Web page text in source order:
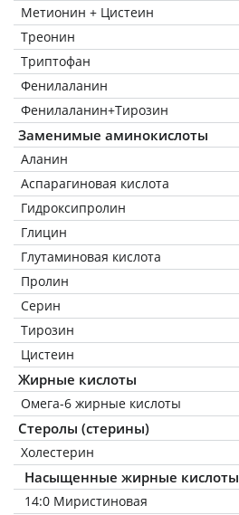
Метионин + Цистеин
Треонин
Триптофан
Фенилаланин
Фенилаланин+Тирозин
Заменимые аминокислоты
Аланин
Аспарагиновая кислота
Гидроксипролин
Глицин
Глутаминовая кислота
Пролин
Серин
Тирозин
Цистеин
Жирные кислоты
Омега-6 жирные кислоты
Стеролы (стерины)
Холестерин
Насыщенные жирные кислоты
14:0 Миристиновая